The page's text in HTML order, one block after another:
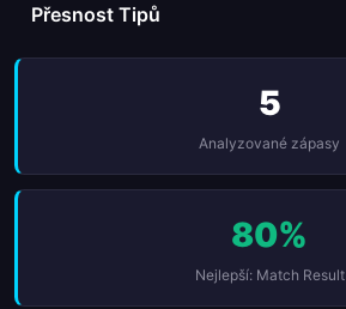
Přesnost Tipů
5
Analyzované zápasy
80%
Nejlepší: Match Result